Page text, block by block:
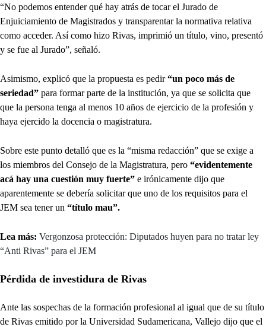
“No podemos entender qué hay atrás de tocar el Jurado de
Enjuiciamiento de Magistrados y transparentar la normativa relativa
como acceder. Así como hizo Rivas, imprimió un título, vino, presentó
y se fue al Jurado”, señaló.
Asimismo, explicó que la propuesta es pedir“un poco más de
seriedad” para formar parte de la institución, ya que se solicita que
que la persona tenga al menos 10 años de ejercicio de la profesión y
haya ejercido la docencia o magistratura.
Sobre este punto detalló que es la “misma redacción” que se exige a
los miembros del Consejo de la Magistratura, pero “evidentemente
acá hay una cuestión muy fuerte” e irónicamente dijo que
aparentemente se debería solicitar que uno de los requisitos para el
JEM sea tener un “título mau”.
Lea más: Vergonzosa protección: Diputados huyen para no tratar ley
“Anti Rivas” para el JEM
Pérdida de investidura de Rivas
Ante las sospechas de la formación profesional al igual que de su título
de Rivas emitido por la Universidad Sudamericana, Vallejo dijo que el